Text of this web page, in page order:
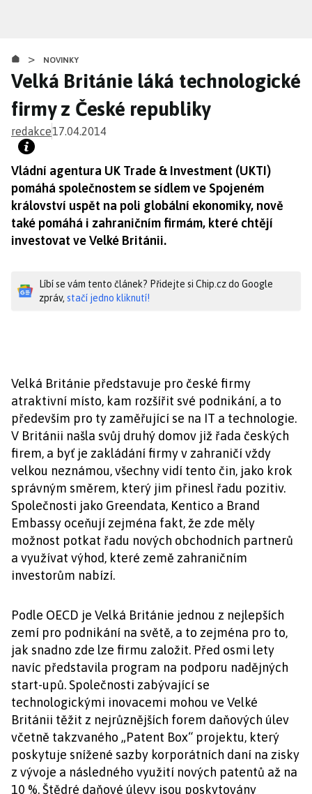
obsahu
> NOVINKY
Velká Británie láká technologické
firmy z České republiky
redakce17.04.2014
Vládní agentura UK Trade & Investment (UKTI)
pomáhá společnostem se sídlem ve Spojeném
království uspět na poli globální ekonomiky, nově
také pomáhá i zahraničním firmám, které chtějí
investovat ve Velké Británii.
Líbí se vám tento článek? Přidejte si Chip.cz do Google
zpráv, stačí jedno kliknutí!
Velká Británie představuje pro české firmy
atraktivní místo, kam rozšířit své podnikání, a to
především pro ty zaměřující se na IT a technologie.
V Británii našla svůj druhý domov již řada českých
firem, a byť je zakládání firmy v zahraničí vždy
velkou neznámou, všechny vidí tento čin, jako krok
správným směrem, který jim přinesl řadu pozitiv.
Společnosti jako Greendata, Kentico a Brand
Embassy oceňují zejména fakt, že zde měly
možnost potkat řadu nových obchodních partnerů
a využívat výhod, které země zahraničním
investorům nabízí.
Podle OECD je Velká Británie jednou z nejlepších
zemí pro podnikání na světě, a to zejména pro to,
jak snadno zde lze firmu založit. Před osmi lety
navíc představila program na podporu nadějných
start-upů. Společnosti zabývající se
technologickými inovacemi mohou ve Velké
Británii těžit z nejrůznějších forem daňových úlev
včetně takzvaného „Patent Box“ projektu, který
poskytuje snížené sazby korporátních daní na zisky
z vývoje a následného využití nových patentů až na
10 %. Štědré daňové úlevy jsou poskytovány